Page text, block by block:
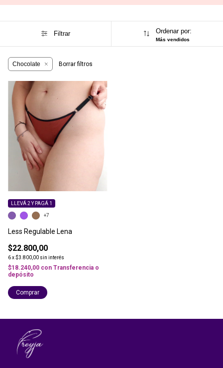
Filtrar Ordenar por:
Más vendidos
Chocolate Borrar filtros
Less Regulable Lena
$22.800,00
6x$3.800,00 sin interés
LLEVÁ 2 Y PAGÁ 1
$18.240,00 con Transferencia o
depósito
+7
Comprar